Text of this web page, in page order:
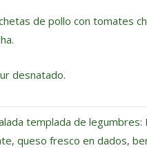
de pollo con tomates
desnatado.
templada de legumbres:
queso fresco en dados,